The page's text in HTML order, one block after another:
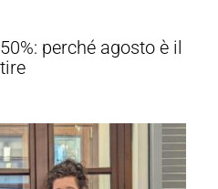
perché agosto è il